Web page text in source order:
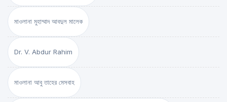
মাওলানা মুহাম্মাদ আবদুল মালেক
Dr. V. Abdur Rahim
মাওলানা আবু তাহের মেসবাহ